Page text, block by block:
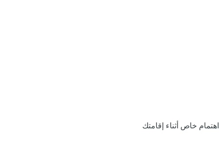
اهتمام خاص أثناء إقامتك